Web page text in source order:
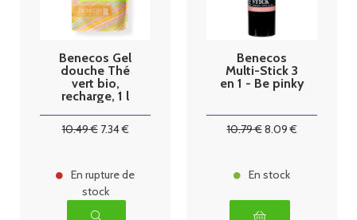
Benecos Gel
douche Thé
vert bio,
recharge, 1 l
10.49€ 7.34€
En rupture de
stock
Benecos
Multi-Stick 3
en 1 - Be pinky
10.79€8.09€
En stock